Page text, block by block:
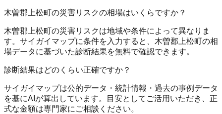
木曽郡上松町の災害リスクの相場はいくらですか？
木曽郡上松町の災害リスクは地域や条件によって異なりま
す。サイガイマップに条件を入力すると、木曽郡上松町の相
場データに基づいた診断結果を無料で確認できます。
診断結果はどのくらい正確ですか？
サイガイマップは公的データ・統計情報・過去の事例データ
を基にAIが算出しています。目安としてご活用いただき、正
式な金額は専門家にご相談ください。